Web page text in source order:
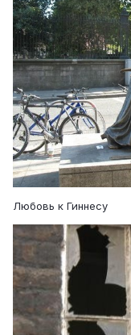
Любовь к Гиннесу